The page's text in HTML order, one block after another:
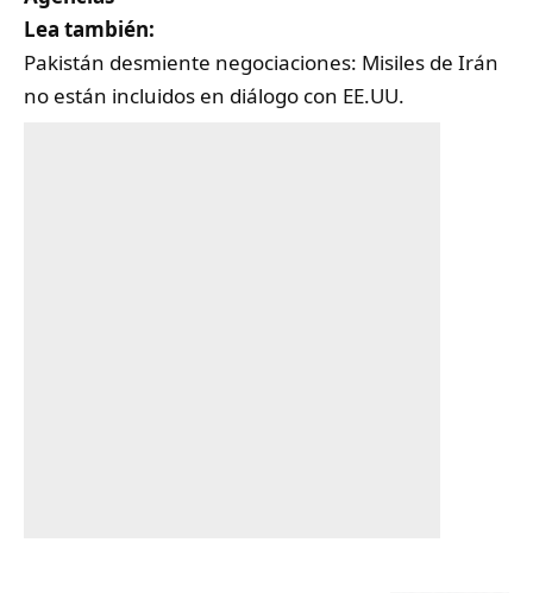
Lea también:
Pakistán desmiente negociaciones: Misiles de Irán
no están incluidos en diálogo con EE.UU.